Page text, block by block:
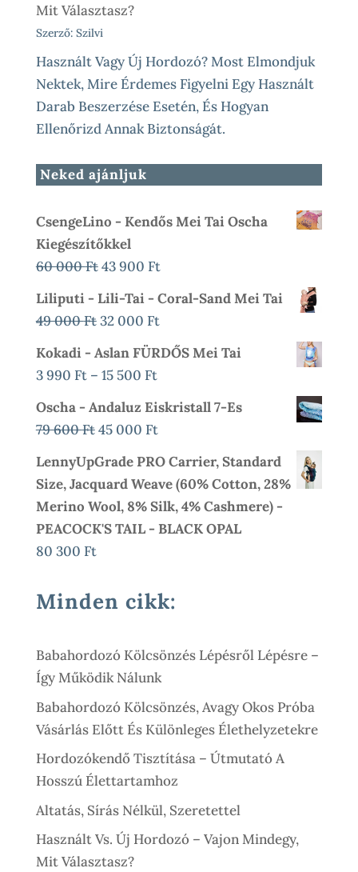
Mit Választasz?
Szerző: Szilvi
Használt Vagy Új Hordozó? Most Elmondjuk
Nektek, Mire Érdemes Figyelni Egy Használt
Darab Beszerzése Esetén, És Hogyan
Ellenőrizd Annak Biztonságát.
Neked ajánljuk
CsengeLino - Kendős Mei Tai Oscha
Kiegészítőkkel
60 000FtOriginal
000 Ft.
43 900 FtCurrent
900 Ft.
Liliputi - Lili-Tai - Coral-Sand Mei Tai
49 000FtOriginal
000 Ft.
32 000 FtCurrent
Price
000 Ft.
Kokadi - Aslan FÜRDŐS Mei Tai
3 990 Ft – 15 500 FtÁrtartomány:
15
500 Ft
Oscha - Andaluz Eiskristall 7-Es
79 600FtOriginal
79
600 Ft.
45 000 FtCurrent
000 Ft.
LennyUpGrade PRO Carrier, Standard
Size, Jacquard Weave (60% Cotton, 28%
Merino Wool, 8% Silk, 4% Cashmere) -
PEACOCK'S TAIL - BLACK OPAL
80 300 Ft
Minden cikk:
Babahordozó Kölcsönzés Lépésről Lépésre –
Így Működik Nálunk
Babahordozó Kölcsönzés, Avagy Okos Próba
Vásárlás Előtt És Különleges Élethelyzetekre
Hordozókendő Tisztítása – Útmutató A
Hosszú Élettartamhoz
Altatás, Sírás Nélkül, Szeretettel
Használt Vs. Új Hordozó – Vajon Mindegy,
Mit Választasz?